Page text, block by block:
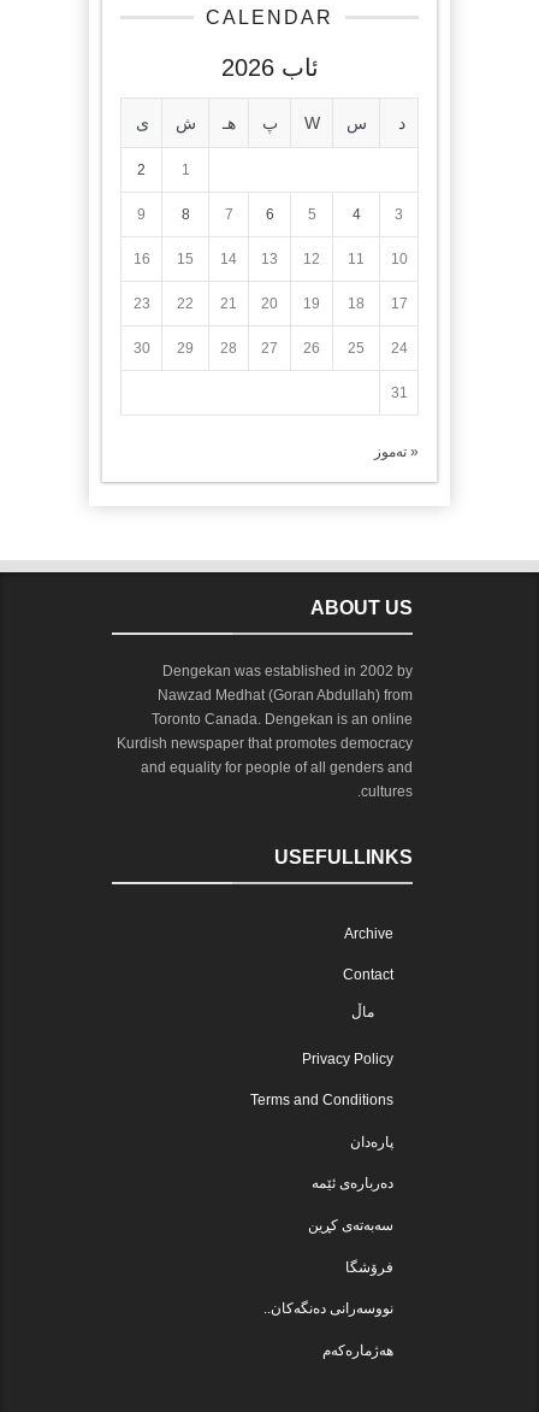
CALENDAR
ئاب 2026
د س W پ هـ ش ی
1
2
3
4
5
6
7
8
9
10
11
12
13
14
15
16
17
18
19
20
21
22
23
24
25
26
27
28
29
30
31
« تەموز
ABOUT US
Dengekan was established in 2002 by
Nawzad Medhat (Goran Abdullah) from
Toronto Canada. Dengekan is an online
Kurdish newspaper that promotes democracy
and equality for people of all genders and
cultures.
USEFULLINKS
Archive
Contact
ماڵ
Privacy Policy
Terms and Conditions
پارەدان
دەربارەی ئێمە
سەبەتەی کڕین
فرۆشگا
نووسەرانی دەنگەکان..
هەژمارەکەم